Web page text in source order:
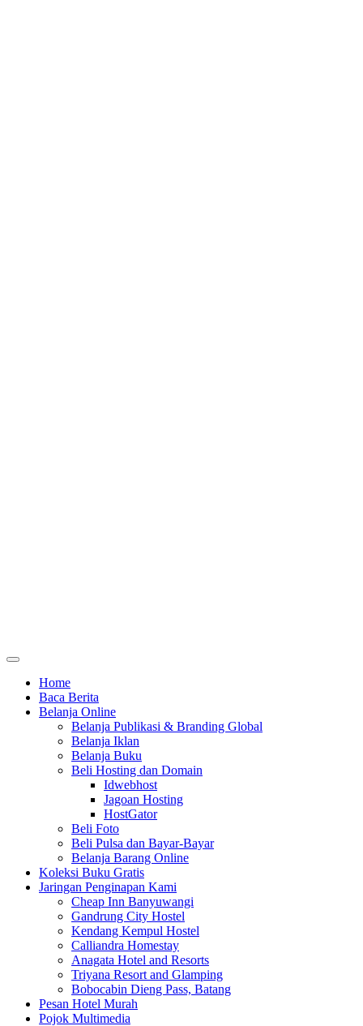
Home
Baca Berita
Belanja Online
Belanja Publikasi & Branding Global
Belanja Iklan
Belanja Buku
Beli Hosting dan Domain
Idwebhost
Jagoan Hosting
HostGator
Beli Foto
Beli Pulsa dan Bayar-Bayar
Belanja Barang Online
Koleksi Buku Gratis
Jaringan Penginapan Kami
Cheap Inn Banyuwangi
Gandrung City Hostel
Kendang Kempul Hostel
Calliandra Homestay
Anagata Hotel and Resorts
Triyana Resort and Glamping
Bobocabin Dieng Pass, Batang
Pesan Hotel Murah
Pojok Multimedia